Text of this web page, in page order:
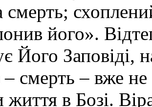
смерть;
його».
Його Заповіді,
смерть – вже
життя в Бозі.